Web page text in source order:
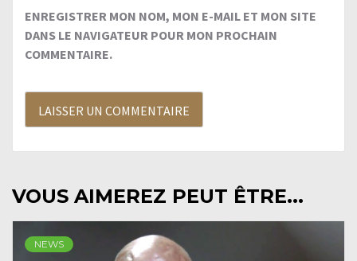
ENREGISTRER MON NOM, MON E-MAIL ET MON SITE
DANS LE NAVIGATEUR POUR MON PROCHAIN
COMMENTAIRE.
VOUS AIMEREZ PEUT ÊTRE...
NEWS